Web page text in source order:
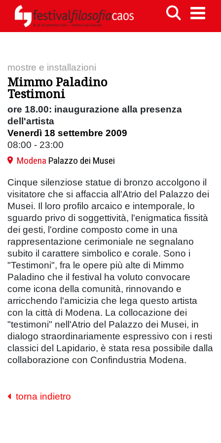
mostre e installazioni
Mimmo Paladino
Testimoni
ore 18.00: inaugurazione alla presenza
dell'artista
Venerdì 18 settembre 2009
08:00 - 23:00
Modena Palazzo dei Musei
Cinque silenziose statue di bronzo accolgono il
visitatore che si affaccia all'Atrio del Palazzo dei
Musei. Il loro profilo arcaico e intemporale, lo
sguardo privo di soggettività, l'enigmatica fissità
dei gesti, l'ordine composto come in una
rappresentazione cerimoniale ne segnalano
subito il carattere simbolico e corale. Sono i
"Testimoni", fra le opere più alte di Mimmo
Paladino che il festival ha voluto convocare
come icona della comunità, rinnovando e
arricchendo l'amicizia che lega questo artista
con la città di Modena. La collocazione dei
"testimoni" nell'Atrio del Palazzo dei Musei, in
dialogo straordinariamente espressivo con i resti
classici del Lapidario, è stata resa possibile dalla
collaborazione con Confindustria Modena.
torna indietro